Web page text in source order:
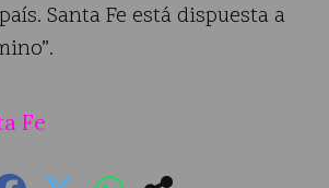
Santa Fe está dispuesta a
Fe